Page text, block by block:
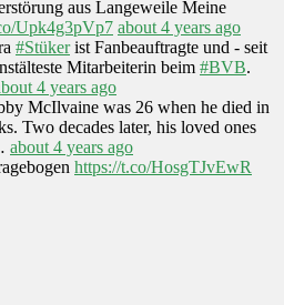
aus Langeweile Meine
Upk4g3pVp7 about 4 years ago
#Stükerist Fanbeauftragte und - seit
Mitarbeiterin beim #BVB.
4 years ago
McIlvaine was 26 when he died in
Two decades later, his loved ones
about 4 years ago
https://t.co/HosgTJvEwR